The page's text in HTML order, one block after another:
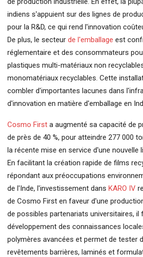
indiens s'appuient sur des lignes de
pour la R&D, ce qui rend l'innovation
De plus, le secteur de l'emballage est
réglementaire et des consommateurs
plastiques multi-matériaux non
monomatériaux recyclables. Cette
combler d'importantes lacunes dans
d'innovation en matière d'emballage en
Cosmo First a augmenté sa capacité de
de près de 40 %, pour atteindre 277 000
la récente mise en service d'une nouvelle
En facilitant la création rapide de films
répondant aux préoccupations
de l'Inde, l'investissement dans KARO IV
de Cosmo First en faveur d'une
de possibles partenariats universitaires, il
développement des connaissances
polymères avancées et permet de tester
revêtements barrières, laminés et